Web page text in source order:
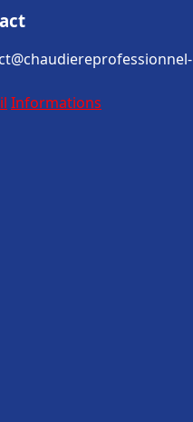
Informations